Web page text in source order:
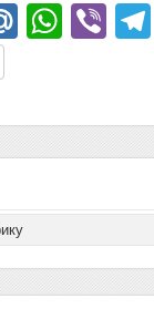
Mail.Ru